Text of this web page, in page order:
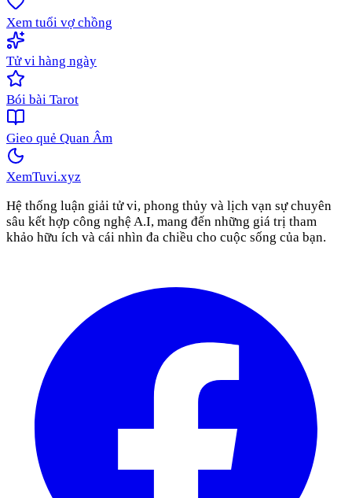
Xem tuổi vợ chồng
Tử vi hàng ngày
Bói bài Tarot
Gieo quẻ Quan Âm
XemTuvi.xyz
Hệ thống luận giải tử vi, phong thủy và lịch vạn sự chuyên
sâu kết hợp công nghệ A.I, mang đến những giá trị tham
khảo hữu ích và cái nhìn đa chiều cho cuộc sống của bạn.